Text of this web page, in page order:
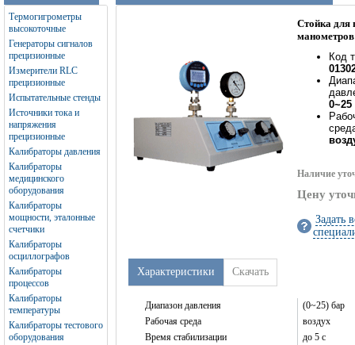
Термогигрометры
высокоточные
Генераторы сигналов
прецизионные
Измерители RLC
прецизионные
Испытательные стенды
Источники тока и
напряжения
прецизионные
Калибраторы давления
Калибраторы
медицинского
оборудования
Калибраторы
мощности, эталонные
счетчики
Калибраторы
осциллографов
Калибраторы
процессов
Калибраторы
температуры
Калибраторы тестового
оборудования
Стойка для
Код
0~25
Наличие
Цену
Задать
Характеристики Скачать
Диапазон давления
(0~25) бар
Рабочая среда
воздух
Время стабилизации
до 5 с